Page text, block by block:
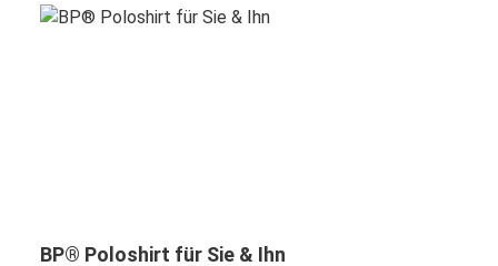
BP® Poloshirt für Sie & Ihn